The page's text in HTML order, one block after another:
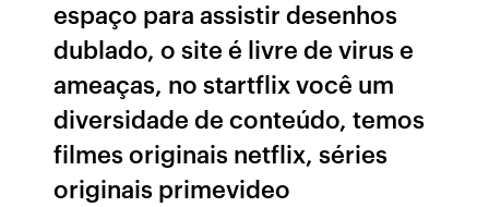
espaço para assistir desenhos
dublado, o site é livre de virus e
ameaças, no startflix você um
diversidade de conteúdo, temos
filmes originais netflix, séries
originais primevideo